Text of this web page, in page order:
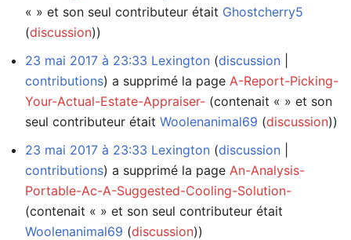
« » et son seul contributeur était Ghostcherry5
(discussion))
23 mai 2017 à 23:33 Lexington discussion
contributions a supprimé la page A-Report-Picking-
Your-Actual-Estate-Appraiser- (contenait « » et son
seul contributeur était Woolenanimal69 (discussion))
23 mai 2017 à 23:33 Lexington discussion
contributions a supprimé la page An-Analysis-
Portable-Ac-A-Suggested-Cooling-Solution-
(contenait « » et son seul contributeur était
Woolenanimal69 (discussion))